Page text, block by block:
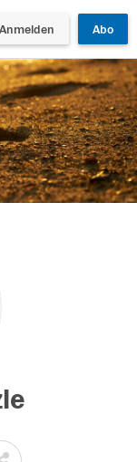
Anmelden Abo